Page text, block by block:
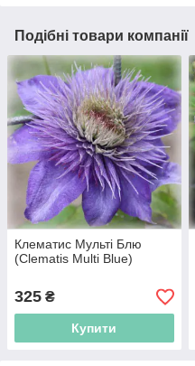
Подібні товари компанії
Клематис Мульті Блю
(Clematis Multi Blue)
325 ₴
Купити